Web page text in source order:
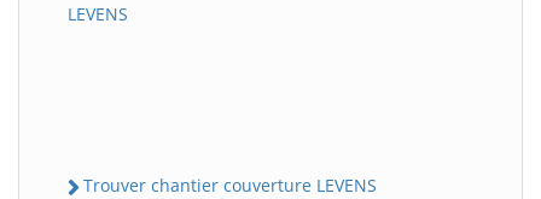
LEVENS
Trouver chantier couverture LEVENS